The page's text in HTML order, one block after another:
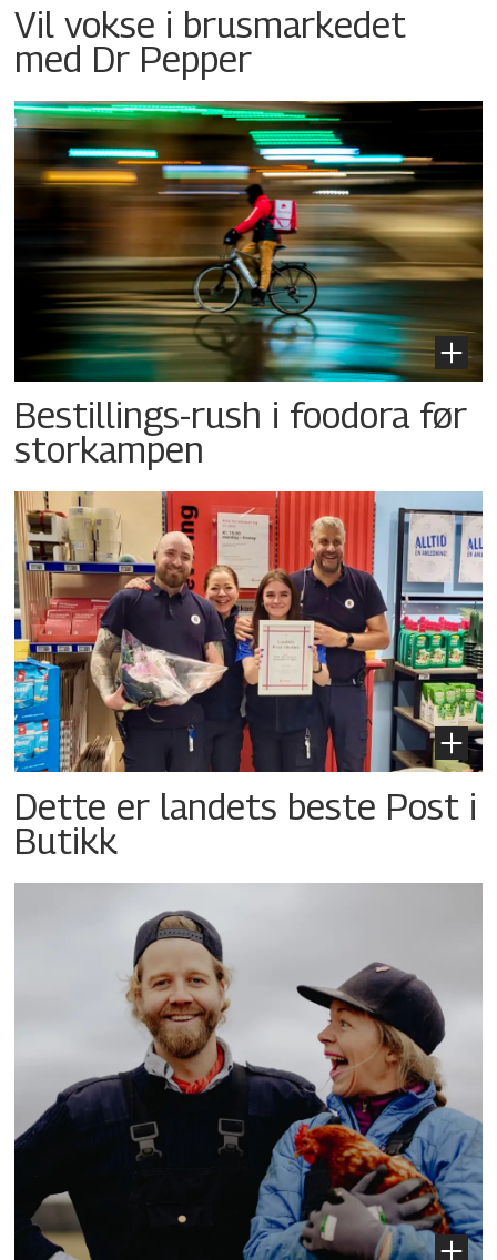
Vil vokse i brusmarkedet
med Dr Pepper
Bestillings-rush i foodora før
storkampen
Dette er landets beste Post i
Butikk